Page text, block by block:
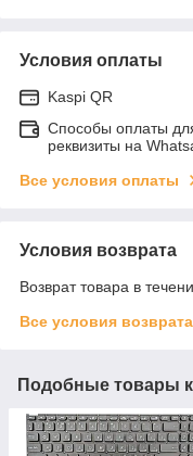
Условия оплаты
Kaspi QR
Способы оплаты
реквизиты на
Все условия оплаты
Условия возврата
Возврат товара в
Все условия возврата
Подобные товары